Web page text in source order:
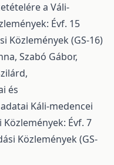
a Váli-
Évf. 15
Közlemények (GS-16)
Szabó Gábor,
és
Káli-medencei
Évf. 7
Közlemények (GS-